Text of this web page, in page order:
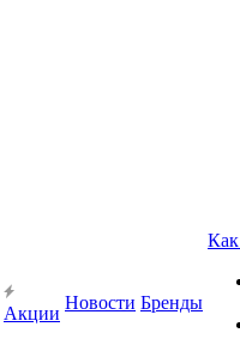
Акции
Новости Бренды